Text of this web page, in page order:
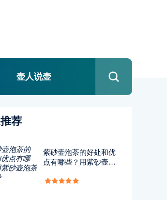
壶人说壶
荐
紫砂壶泡茶的好处和优
点有哪些？用紫砂壶泡